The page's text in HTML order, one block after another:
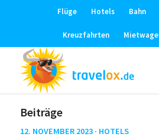
Flüge Hotels Bahn
Kreuzfahrten
Beiträge
12. NOVEMBER 2023 · HOTELS